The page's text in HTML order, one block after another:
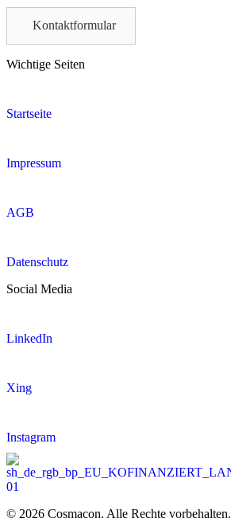
empty.Kontaktformular
Wichtige Seiten
Startseite
Impressum
AGB
Datenschutz
Social Media
LinkedIn
Xing
Instagram
© 2026 Cosmacon. Alle Rechte vorbehalten.